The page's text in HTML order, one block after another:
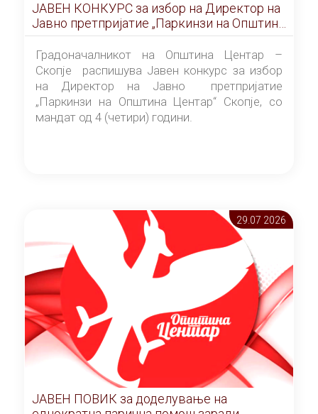
ЈАВЕН КОНКУРС за избор на Директор на
Јавно претпријатие „Паркинзи на Општина
Центар“ – Скопје
Градоначалникот на Општина Центар –
Скопје распишува Јавен конкурс за избор
на Директор на Јавно претпријатие
„Паркинзи на Општина Центар“ Скопје, со
мандат од 4 (четири) години.
29.07 2026
ЈАВЕН ПОВИК за доделување на